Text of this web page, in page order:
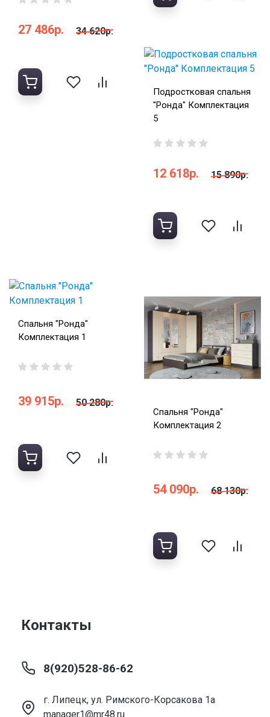
27 486р. 34 620р.
Подростковая спальня
"Ронда" Комплектация
5
12 618р. 15 890р.
Спальня "Ронда"
Комплектация 1
39 915р. 50 280р.
Спальня "Ронда"
Комплектация 2
54 090р. 68 130р.
Контакты
8(920)528-86-62
г. Липецк, ул. Римского-Корсакова 1а
manager1@mr48.ru